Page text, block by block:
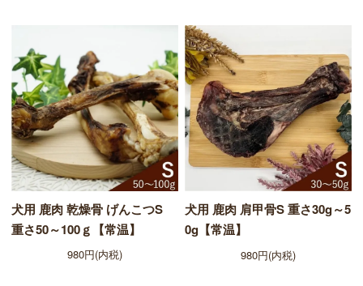
犬用 鹿肉 乾燥骨 げんこつS
重さ50～100ｇ【常温】
980円(内税)
犬用 鹿肉 肩甲骨S 重さ30g～5
0g【常温】
980円(内税)